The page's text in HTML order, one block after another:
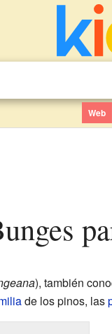
Web
), también
de los pinos, las